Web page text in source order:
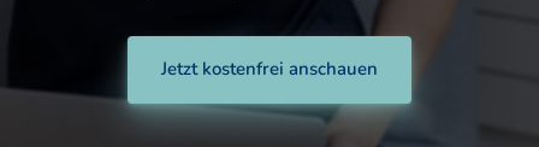
Jetzt kostenfrei anschauen